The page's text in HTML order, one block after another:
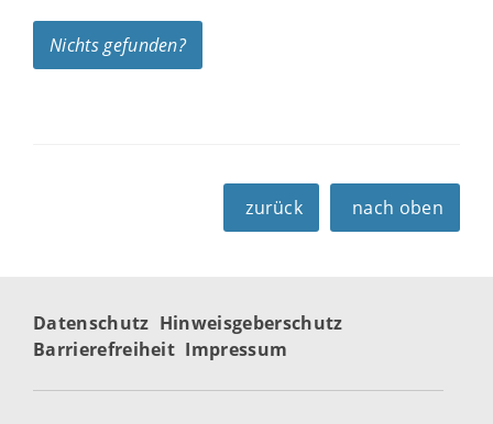
Nichts gefunden?
zurück nach oben
Datenschutz Hinweisgeberschutz
Barrierefreiheit Impressum